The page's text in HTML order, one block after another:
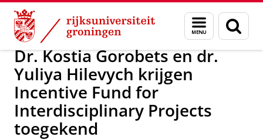
Skip
Content
Skip
Navigation
Menu
en
zoeken
Over ons Nieuwsarchief
Dr. Kostia Gorobets en dr.
Yuliya Hilevych krijgen
Incentive Fund for
Interdisciplinary Projects
toegekend